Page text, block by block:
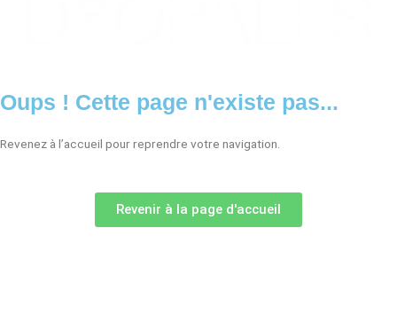
Oups ! Cette page n'existe pas...
Revenez à l’accueil pour reprendre votre navigation.
Revenir à la page d'accueil